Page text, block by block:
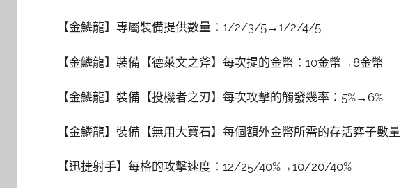
【金鱗龍】專屬裝備提供數量：1/2/3/5→1/2/4/5
【金鱗龍】裝備【德萊文之斧】每次提的金幣：10金幣→8金幣
【金鱗龍】裝備【投機者之刃】每次攻擊的觸發幾率：5%→6%
【金鱗龍】裝備【無用大寶石】每個額外金幣所需的存活弈子數
【迅捷射手】每格的攻擊速度：12/25/40%→10/20/40%